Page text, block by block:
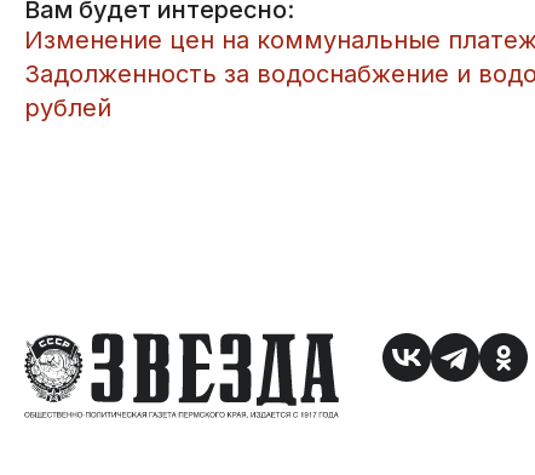
Вам будет интересно:
Изменение цен на коммунальные
Задолженность за водоснабжение и
рублей